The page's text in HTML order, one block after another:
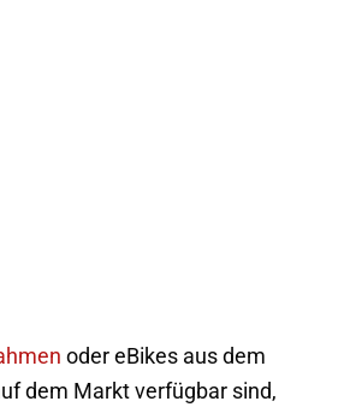
oder eBikes aus dem
dem Markt verfügbar sind,